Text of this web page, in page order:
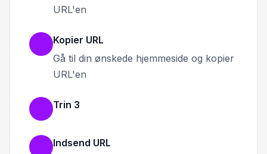
URL'en
Kopier URL
Gå til din ønskede hjemmeside og kopier
URL'en
Trin 3
Indsend URL